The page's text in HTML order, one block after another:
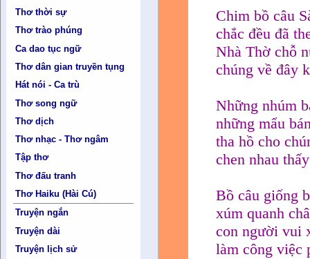
Thơ thời sự
Thơ trào phúng
Ca dao tục ngữ
Thơ dân gian truyền tụng
Hát nói - Ca trù
Thơ song ngữ
Thơ dịch
Thơ nhạc - Thơ ngâm
Tập thơ
Thơ đấu tranh
Thơ Haiku (Hài Cú)
Truyện ngắn
Truyện dài
Truyện lịch sử
Chim bồ câu
chắc đều đã
Nhà Thờ chỗ
chúng về đây
Những nhúm
những mẩu
tha hồ cho
chen nhau
Bồ câu giống
xúm quanh
con người vui
làm công việc